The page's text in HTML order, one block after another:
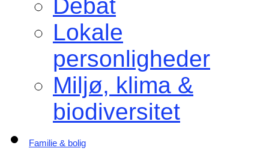
Debat
Lokale
personligheder
Miljø, klima &
biodiversitet
Familie & bolig